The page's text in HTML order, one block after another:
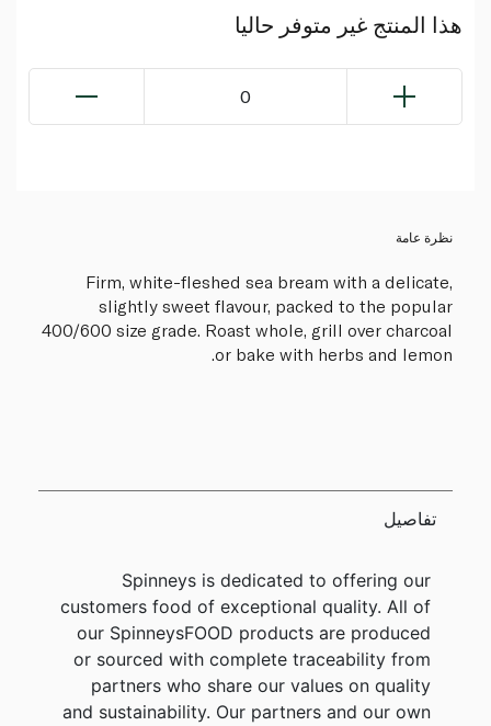
هذا المنتج غير متوفر حاليا
0
نظرة عامة
Firm, white-fleshed sea bream with a delicate,
slightly sweet flavour, packed to the popular
400/600 size grade. Roast whole, grill over charcoal
or bake with herbs and lemon.
تفاصيل
Spinneys is dedicated to offering our
customers food of exceptional quality. All of
our SpinneysFOOD products are produced
or sourced with complete traceability from
partners who share our values on quality
and sustainability. Our partners and our own